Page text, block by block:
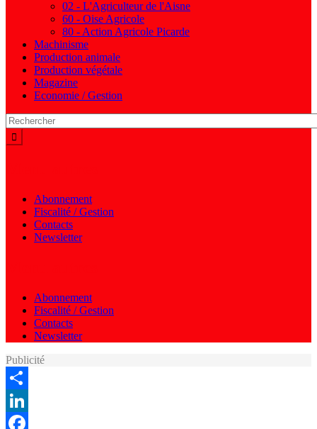
02 - L'Agriculteur de l'Aisne
60 - Oise Agricole
80 - Action Agricole Picarde
Machinisme
Production animale
Production végétale
Magazine
Economie / Gestion
Abonnement
Fiscalité / Gestion
Contacts
Newsletter
Abonnement
Fiscalité / Gestion
Contacts
Newsletter
Publicité
Share
LinkedIn